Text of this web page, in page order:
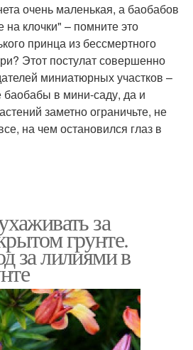
очень маленькая, а баобабов
на клочки" – помните это
принца из бессмертного
Этот постулат совершенно
миниатюрных участков –
баобабы в мини-саду, да и
заметно ограничьте, не
на чем остановился глаз в
за
грунте.
за лилиями в